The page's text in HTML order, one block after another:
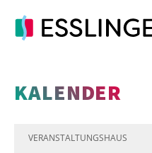
KALENDER
VERANSTALTUNGSHAUS